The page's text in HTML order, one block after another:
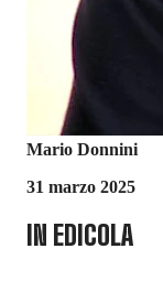
Mario Donnini
31 marzo 2025
IN EDICOLA